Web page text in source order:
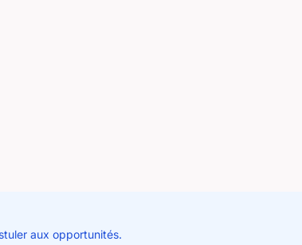
aux opportunités.